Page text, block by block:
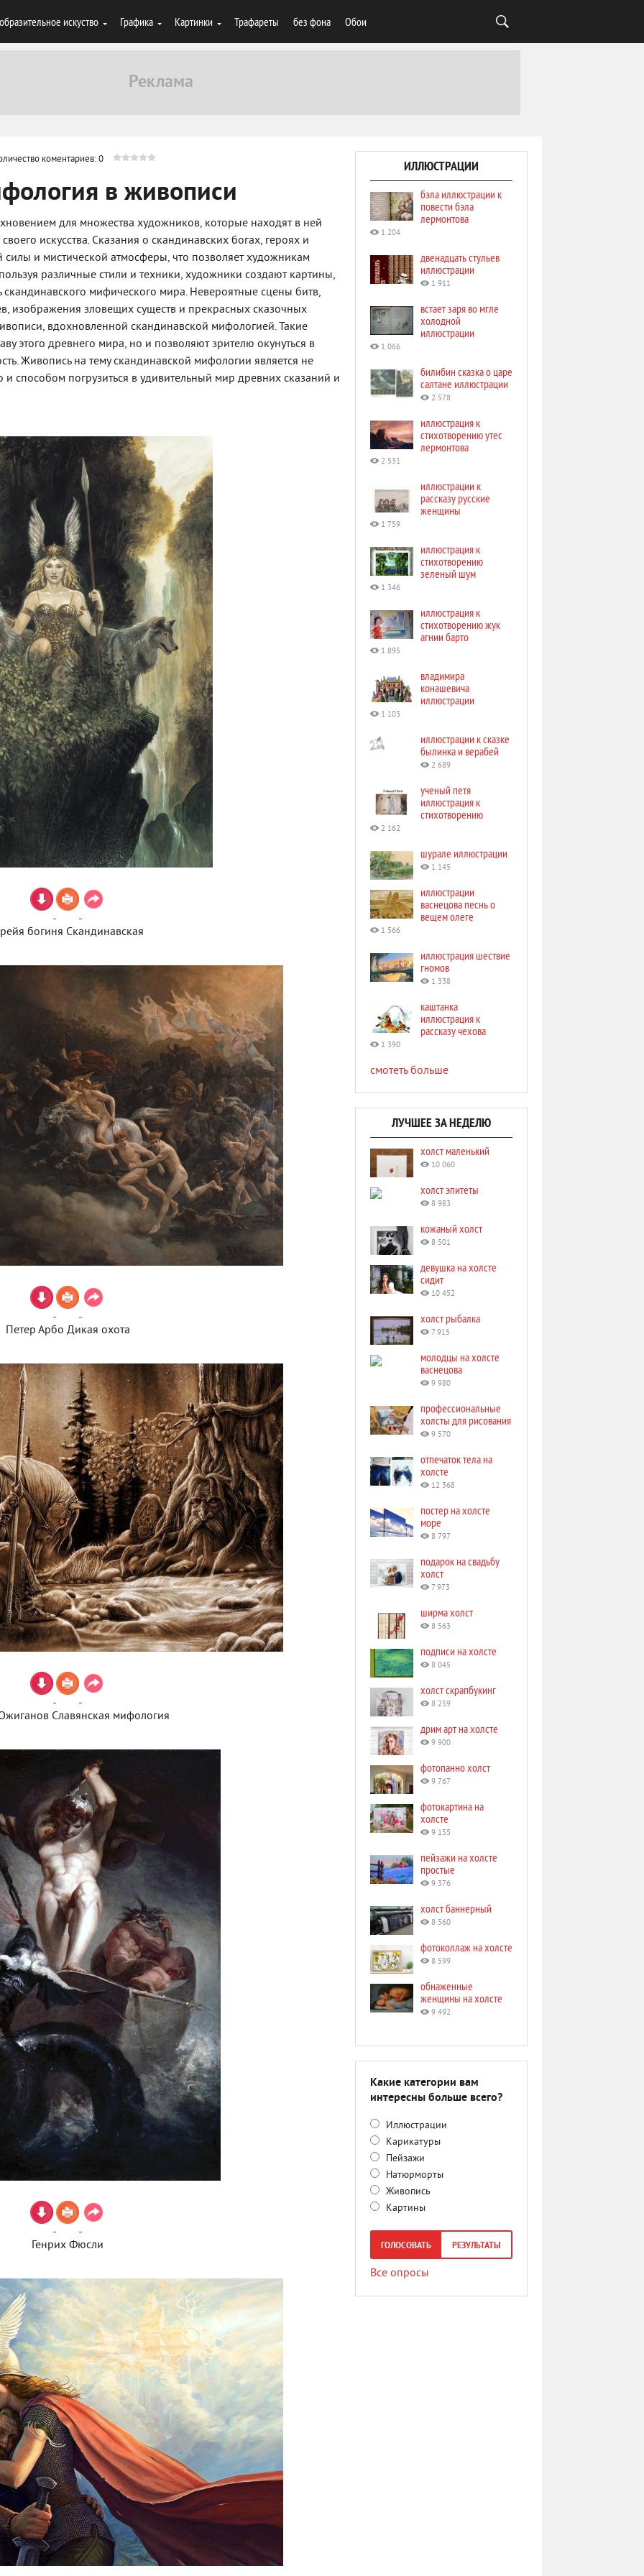
искуство Графика Картинки Трафареты без фона Обои
коментариев: 0
в живописи
для множества художников, которые находят в ней
искусства. Сказания о скандинавских богах, героях и
и мистической атмосферы, что позволяет художникам
различные стили и техники, художники создают картины,
скандинавского мифического мира. Невероятные сцены битв,
изображения зловещих существ и прекрасных сказочных
вдохновленной скандинавской мифологией. Такие
этого древнего мира, но и позволяют зрителю окунуться в
Живопись на тему скандинавской мифологии является не
способом погрузиться в удивительный мир древних сказаний и
богиня Скандинавская
Петер Арбо Дикая охота
Славянская мифология
Генрих Фюсли
ИЛЛЮСТРАЦИИ
бэла иллюстрации к
повести бэла
лермонтова
1 204
двенадцать стульев
иллюстрации
1 911
встает заря во мгле
холодной
иллюстрации
1 066
билибин сказка о царе
салтане иллюстрации
2 578
иллюстрация к
стихотворению утес
лермонтова
2 531
иллюстрации к
рассказу русские
женщины
1 759
иллюстрация к
стихотворению
зеленый шум
1 346
иллюстрация к
стихотворению жук
агнии барто
1 895
владимира
конашевича
иллюстрации
1 103
иллюстрации к сказке
былинка и верабей
2 689
ученый петя
иллюстрация к
стихотворению
2 162
шурале иллюстрации
1 145
иллюстрации
васнецова песнь о
вещем олеге
1 566
иллюстрация шествие
гномов
1 338
каштанка
иллюстрация к
рассказу чехова
1 390
смотеть больше
ЛУЧШЕЕ ЗА НЕДЕЛЮ
холст маленький
10 060
холст эпитеты
8 983
кожаный холст
8 501
девушка на холсте
сидит
10 452
холст рыбалка
7 915
молодцы на холсте
васнецова
9 980
профессиональные
холсты для рисования
9 570
отпечаток тела на
холсте
12 368
постер на холсте
море
8 797
подарок на свадьбу
холст
7 973
ширма холст
8 563
подписи на холсте
8 045
холст скрапбукинг
8 259
дрим арт на холсте
9 900
фотопанно холст
9 767
фотокартина на
холсте
9 155
пейзажи на холсте
простые
9 376
холст баннерный
8 560
фотоколлаж на холсте
8 599
обнаженные
женщины на холсте
9 492
Какие категории вам
интересны больше всего?
Иллюстрации
Карикатуры
Пейзажи
Натюрморты
Живопись
Картины
ГОЛОСОВАТЬ РЕЗУЛЬТАТЫ
Все опросы